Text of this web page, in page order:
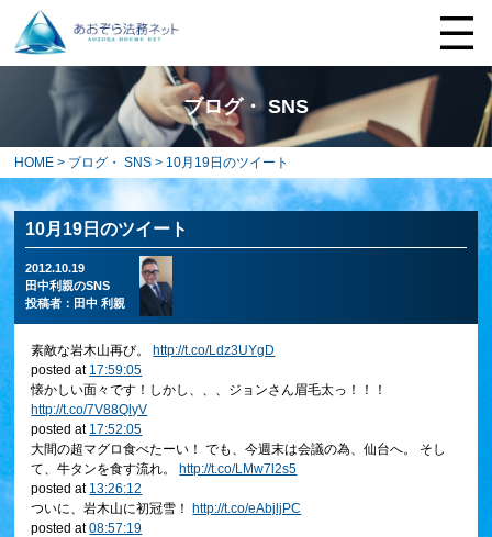
ブログ・ SNS
HOME > ブログ・ SNS > 10月19日のツイート
10月19日のツイート
2012.10.19
田中利親のSNS
投稿者： 田中 利親
素敵な岩木山再び。http://t.co/Ldz3UYgD
posted at 17:59:05
懐かしい面々です！しかし、、、ジョンさん眉毛太っ！！！
http://t.co/7V88QlyV
posted at 17:52:05
大間の超マグロ食べたーい！ でも、今週末は会議の為、仙台へ。 そし
て、牛タンを食す流れ。http://t.co/LMw7l2s5
posted at 13:26:12
ついに、岩木山に初冠雪！http://t.co/eAbjljPC
posted at08:57:19